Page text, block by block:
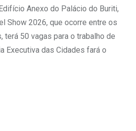
Anexo do Palácio do Buriti,
Show 2026, que ocorre entre os
50 vagas para o trabalho de
Executiva das Cidades fará o